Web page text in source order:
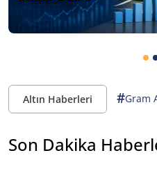
Altın Haberleri #Gram
Son Dakika